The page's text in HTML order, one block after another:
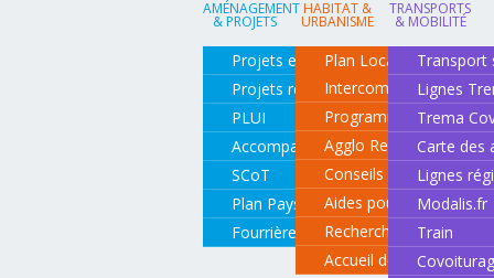
AMÉNAGEMENT
& PROJETS
Projets en cours
Projets réalisés
PLUI
Accompagnement de projets
SCoT
Plan Paysage
Fourrière animale
HABITAT &
URBANISME
Plan Local d'Urbanisme
Intercommunal
Programme local de
Agglo Renov
Conseils pour rénover
Aides pour rénover
Recherche d'un
Accueil des gens du
TRANSPORTS
& MOBILITÉ
Transport
Lignes
Trema
Carte des
Lignes
Modalis.fr
Train